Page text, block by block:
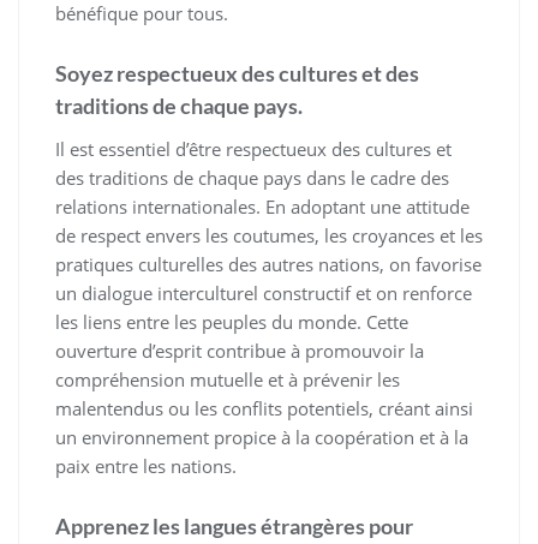
bénéfique pour tous.
Soyez respectueux des cultures et des
traditions de chaque pays.
Il est essentiel d’être respectueux des cultures et
des traditions de chaque pays dans le cadre des
relations internationales. En adoptant une attitude
de respect envers les coutumes, les croyances et les
pratiques culturelles des autres nations, on favorise
un dialogue interculturel constructif et on renforce
les liens entre les peuples du monde. Cette
ouverture d’esprit contribue à promouvoir la
compréhension mutuelle et à prévenir les
malentendus ou les conflits potentiels, créant ainsi
un environnement propice à la coopération et à la
paix entre les nations.
Apprenez les langues étrangères pour